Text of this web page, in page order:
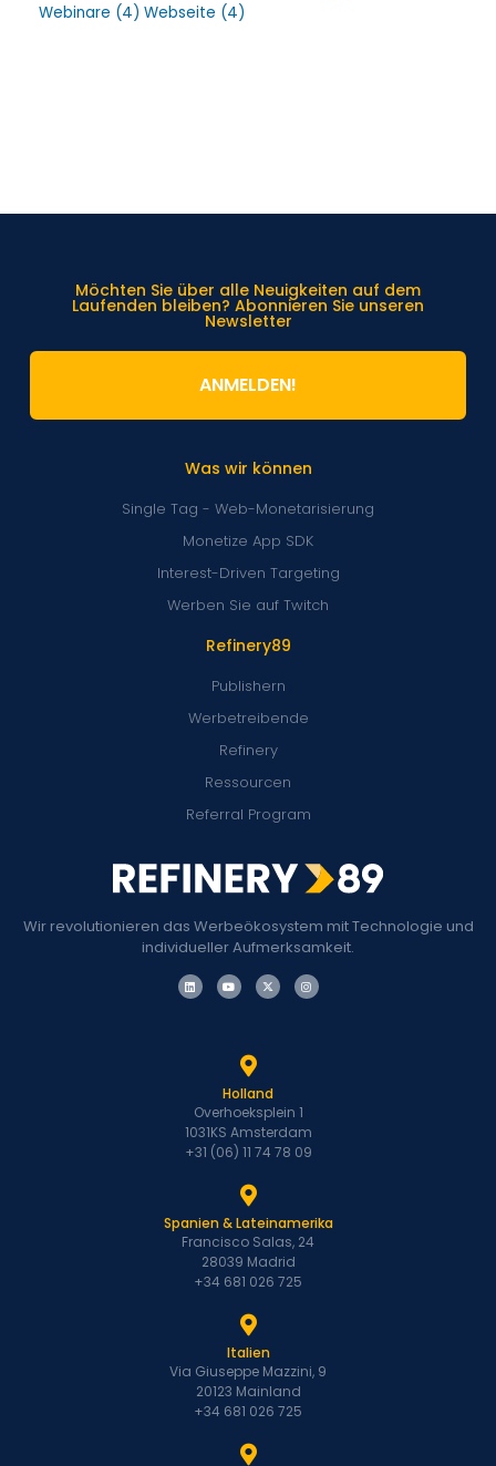
Webinare (4) Webseite (4)
Wir revolutionieren das Werbeökosystem mit Technologie und
individueller Aufmerksamkeit.
Refinery89
Publishern
Werbetreibende
Refinery
Ressourcen
Referral Program
Was wir können
Single Tag - Web-Monetarisierung
Monetize App SDK
Interest-Driven Targeting
Werben Sie auf Twitch
Möchten Sie über alle Neuigkeiten auf dem
Laufenden bleiben? Abonnieren Sie unseren
Newsletter
ANMELDEN!
Holland
Overhoeksplein 1
1031KS Amsterdam
+31 (06) 11 74 78 09
Spanien & Lateinamerika
Francisco Salas, 24
28039 Madrid
+34 681 026 725
Italien
Via Giuseppe Mazzini, 9
20123 Mainland
+34 681 026 725